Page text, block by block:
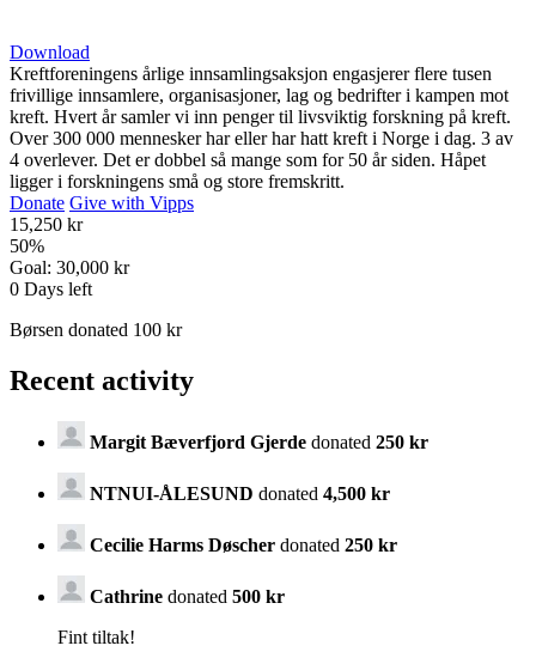
Download
Kreftforeningens årlige innsamlingsaksjon engasjerer flere tusen
frivillige innsamlere, organisasjoner, lag og bedrifter i kampen mot
kreft. Hvert år samler vi inn penger til livsviktig forskning på kreft.
Over 300 000 mennesker har eller har hatt kreft i Norge i dag. 3 av
4 overlever. Det er dobbel så mange som for 50 år siden. Håpet
ligger i forskningens små og store fremskritt.
Donate Give with Vipps
15,250 kr
50%
Goal: 30,000 kr
0 Days left
Børsen donated 100 kr
Recent activity
Margit Bæverfjord Gjerde donated 250 kr
NTNUI-ÅLESUND donated 4,500 kr
Cecilie Harms Døscher donated 250 kr
Cathrine donated 500 kr
Fint tiltak!